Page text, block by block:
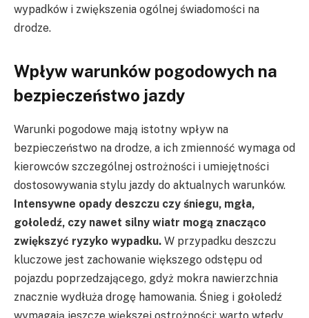
wypadków i zwiększenia ogólnej świadomości na
drodze.
Wpływ warunków pogodowych na
bezpieczeństwo jazdy
Warunki pogodowe mają istotny wpływ na
bezpieczeństwo na drodze, a ich zmienność wymaga od
kierowców szczególnej ostrożności i umiejętności
dostosowywania stylu jazdy do aktualnych warunków.
Intensywne opady deszczu czy śniegu, mgła,
gołoledź, czy nawet silny wiatr mogą znacząco
zwiększyć ryzyko wypadku. W przypadku deszczu
kluczowe jest zachowanie większego odstępu od
pojazdu poprzedzającego, gdyż mokra nawierzchnia
znacznie wydłuża drogę hamowania. Śnieg i gołoledź